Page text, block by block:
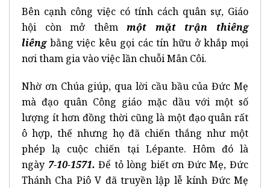
Bên cạnh công việc có tính cách quân sự, Giáo
hội còn mở thêm
một mặt trận thiêng
liêng bằng việc kêu gọi các tín hữu ở khắp mọi
nơi tham gia vào việc lần chuỗi Mân Côi.
Nhờ ơn Chúa giúp, qua lời cầu bầu của Đức Mẹ
mà đạo quân Công giáo mặc dầu với một số
lượng ít hơn đồng thời cũng là một đạo quân rất
ô hợp, thế nhưng họ đã chiến thắng như một
phép lạ cuộc chiến tại Lépante. Hôm đó là
ngày 7-10-1571. Để tỏ lòng biết ơn Đức Mẹ, Đức
Thánh Cha Piô V đã truyền lập lễ kính Đức Mẹ